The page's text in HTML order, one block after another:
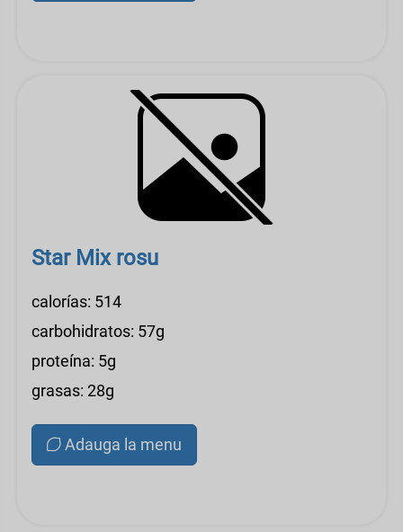
Star Mix rosu
calorías: 514
carbohidratos: 57g
proteína: 5g
grasas: 28g
Adauga la menu